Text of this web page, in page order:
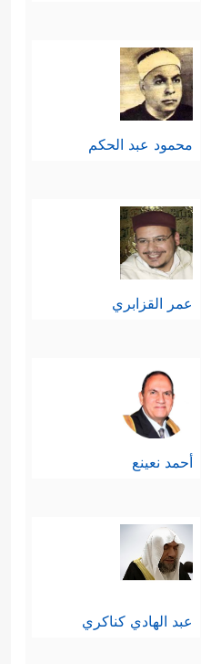
محمود عبد الحكم
عمر القزابري
أحمد نعينع
عبد الهادي كناكري